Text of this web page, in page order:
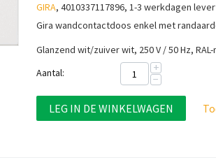
GIRA, 4010337117896, 1-3 werkdagen
Gira wandcontactdoos enkel met
Glanzend wit/zuiver wit, 250 V / 50 Hz,
Aantal:
+
−
LEG IN DE WINKELWAGEN